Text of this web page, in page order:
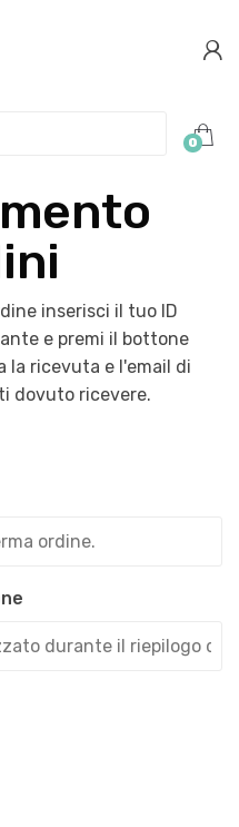
0
inserisci il tuo ID
e premi il bottone
la ricevuta e l'email di
dovuto ricevere.